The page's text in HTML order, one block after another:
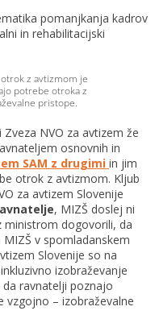
pomanjkanja kadrov
in rehabilitacijski
z avtizmom je
potrebe otroka z
pristope.
NVO za avtizem že
osnovnih in
SAM z drugimi in jim
otrok z avtizmom. Kljub
za avtizem Slovenije
, MIZŠ doslej ni
ministrom dogovorili, da
MIZŠ v spomladanskem
Slovenije so na
izobraževanje
ravnatelji poznajo
– izobraževalne